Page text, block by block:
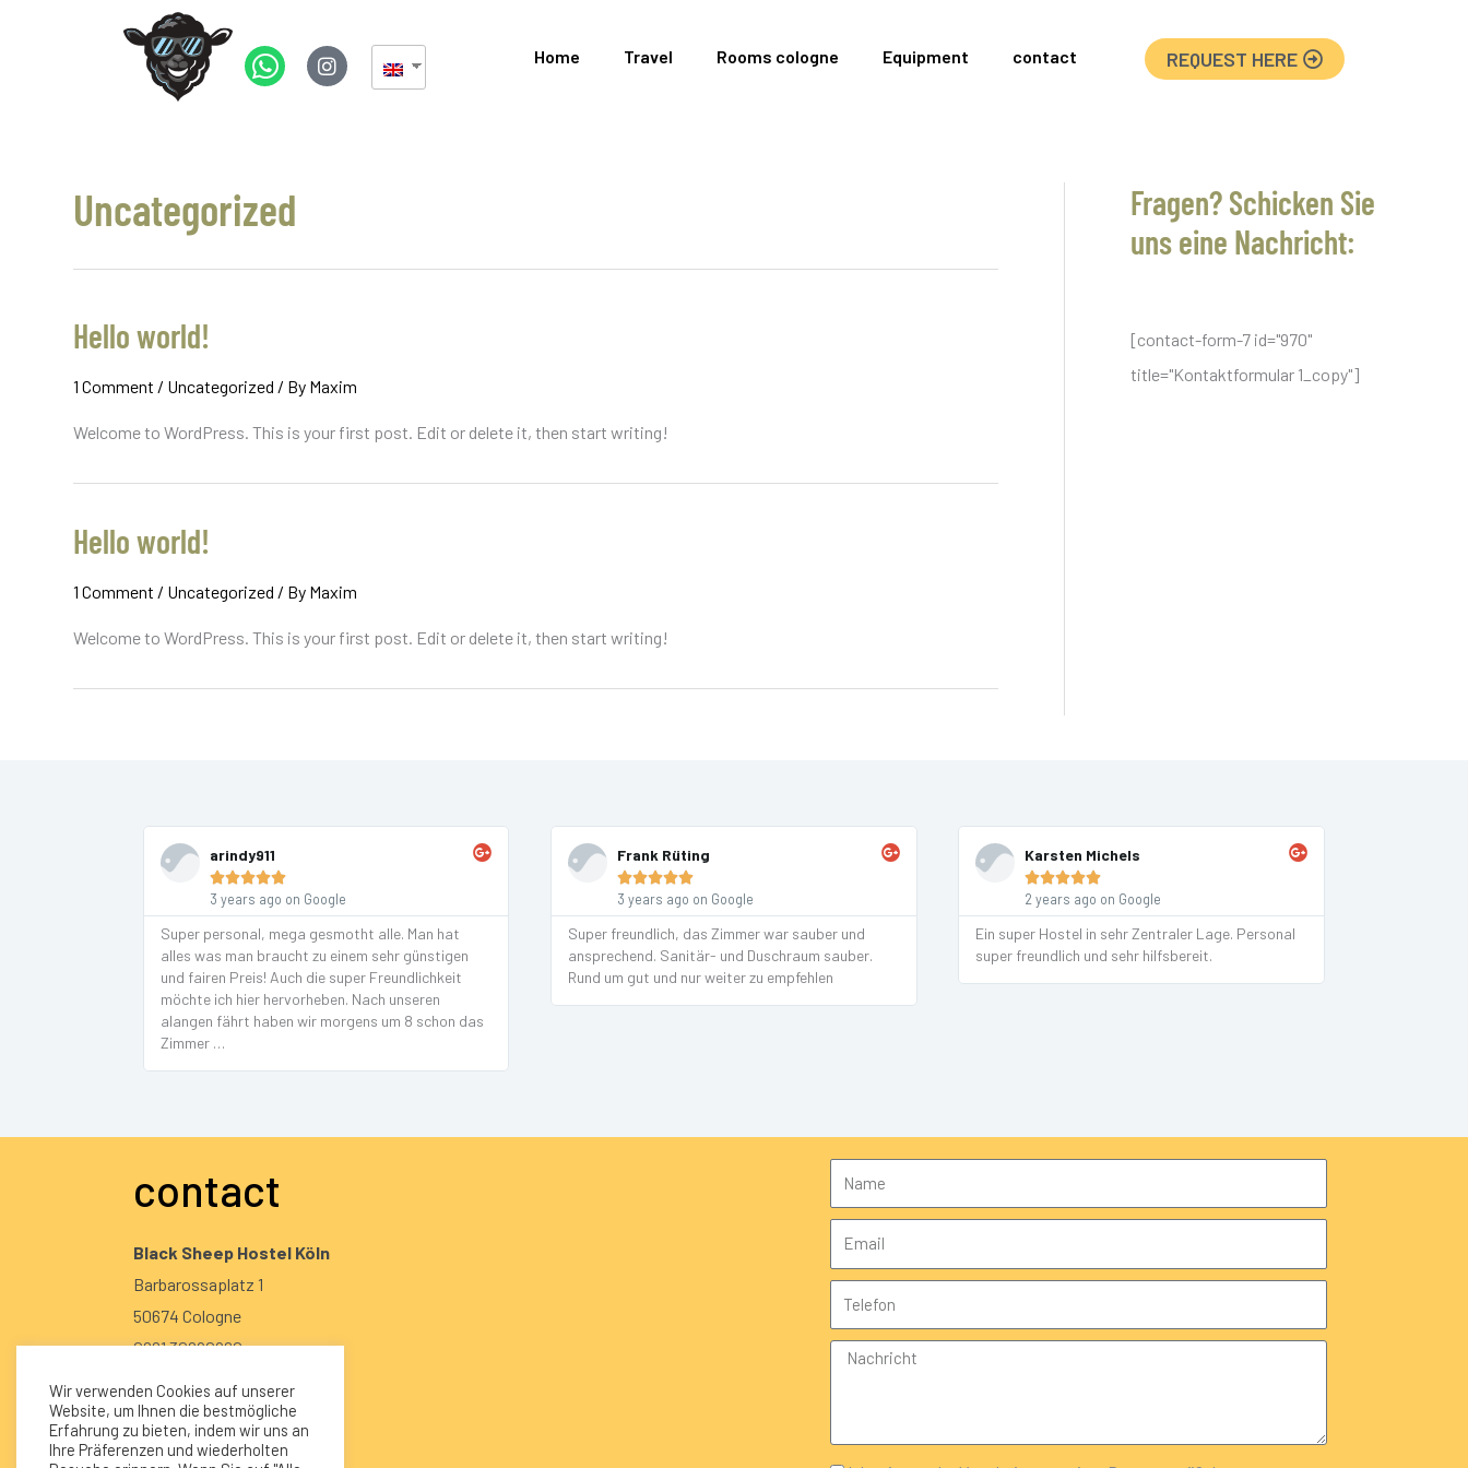
Home Travel Rooms cologne Equipment contact REQUEST HERE
Uncategorized
Hello world!
1 Comment / Uncategorized / By Maxim
Welcome to WordPress. This is your first post. Edit or delete it, then start writing!
Hello world!
1 Comment / Uncategorized / By Maxim
Welcome to WordPress. This is your first post. Edit or delete it, then start writing!
Fragen? Schicken Sie
uns eine Nachricht:
[contact-form-7 id="970"
title="Kontaktformular 1_copy"]
arindy911

3 years ago on Google
Super personal, mega gesmotht alle. Man hat
alles was man braucht zu einem sehr günstigen
und fairen Preis! Auch die super Freundlichkeit
möchte ich hier hervorheben. Nach unseren
alangen fährt haben wir morgens um 8 schon das
Zimmer …
Frank Rüting

3 years ago on Google
Super freundlich, das Zimmer war sauber und
ansprechend. Sanitär- und Duschraum sauber.
Rund um gut und nur weiter zu empfehlen
Karsten Michels

2 years ago on Google
Ein super Hostel in sehr Zentraler Lage. Personal
super freundlich und sehr hilfsbereit.
contact
Black Sheep Hostel Köln
Barbarossaplatz 1
50674 Cologne
0221 30290960
WhatsApp erreichbar )
info@blacksheephostel.de
Wir verwenden Cookies auf unserer
Website, um Ihnen die bestmögliche
Erfahrung zu bieten, indem wir uns an
Ihre Präferenzen und wiederholten